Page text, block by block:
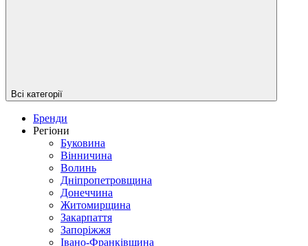
Всі категорії
Бренди
Регіони
Буковина
Вінничина
Волинь
Дніпропетровщина
Донеччина
Житомирщина
Закарпаття
Запоріжжя
Івано-Франківщина